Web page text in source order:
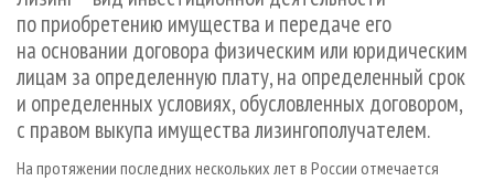
СУШКА ДРЕВЕСИНЫ
ПРОИЗВОДСТВО ДРЕВЕСНЫХ ПЛИТ
ДЕРЕВЯННОЕ ДОМОСТРОЕНИЕ
ПРОИЗВОДСТВО МЕБЕЛИ
БИОЭНЕРГЕТИКА
ПЕРСОНЫ
МОБИЛЬНЫЕ ВЫСТАВКИ
ОФИЦИАЛЬНЫЕ ДЕЛЕГАЦИИ
ПРИОРИТЕТНЫЕ ИНВЕСТПРОЕКТЫ
RUSSIAN FORESTRY REVIEW
КОНТАКТЫ
РЕКЛАМА
РЕКЛАМА НА САЙТЕ
по приобретению имущества и передаче его
на основании договора физическим или юридическим
лицам за определенную плату, на определенный срок
и определенных условиях, обусловленных договором,
с правом выкупа имущества лизингополучателем.
На протяжении последних нескольких лет в России отмечается